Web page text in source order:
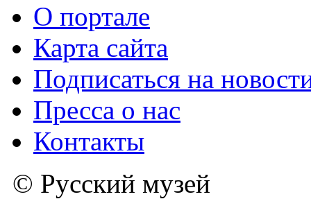
О портале
Карта сайта
Подписаться на
Пресса о нас
Контакты
© Русский музей